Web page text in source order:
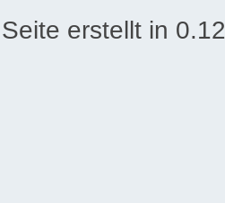
Seite erstellt in